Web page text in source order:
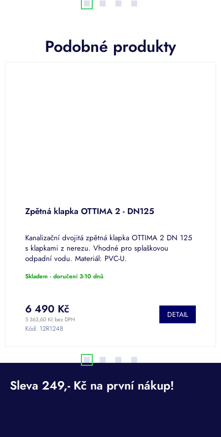
Podobné produkty
Zpětná klapka OTTIMA 2 - DN125
Kanalizační dvojitá zpětná klapka OTTIMA 2 DN 125
s klapkami z nerezu. Vhodné pro splaškovou
odpadní vodu. Materiál: PVC-U.
Skladem - doručení 3-10 dnů
5 363,60 Kč bez DPH
6 490 Kč DETAIL
Kód: 12R1248